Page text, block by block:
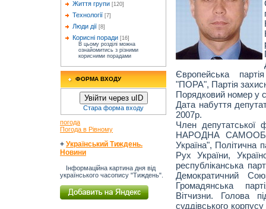
Життя групи [120]
Технології [7]
Люди дії [8]
Корисні поради [16]
В цьому розділі можна
ознайомитись з різними
корисними порадами
ФОРМА ВХОДУ
Увійти через uID
Стара форма входу
погода
Погода в Рівному
+ Український Тиждень.
Новини
Інформаційна картина дня від
українського часопису "Тиждень".
Європейська
"ПОРА", Партія
Порядковий номер у
Дата набуття
2007р.
Член
НАРОДНА
Україна", Політична
Рух України,
республіканська
Демократичний
Громадянська
Вітчизни. Голова
суддівського